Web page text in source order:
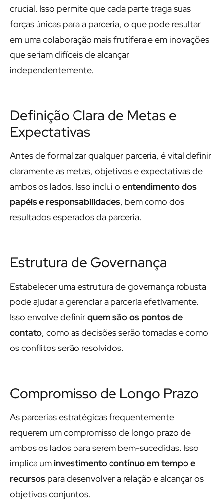
crucial. Isso permite que cada parte traga suas
forças únicas para a parceria, o que pode resultar
em uma colaboração mais frutífera e em inovações
que seriam difíceis de alcançar
independentemente.
Definição Clara de Metas e
Expectativas
Antes de formalizar qualquer parceria, é vital definir
claramente as metas, objetivos e expectativas de
ambos os lados. Isso inclui o entendimento dos
papéis e responsabilidades, bem como dos
resultados esperados da parceria.
Estrutura de Governança
Estabelecer uma estrutura de governança robusta
pode ajudar a gerenciar a parceria efetivamente.
Isso envolve definirquem são os pontos de
contato, como as decisões serão tomadas e como
os conflitos serão resolvidos.
Compromisso de Longo Prazo
As parcerias estratégicas frequentemente
requerem um compromisso de longo prazo de
ambos os lados para serem bem-sucedidas. Isso
implica um investimento contínuo em tempo e
recursos para desenvolver a relação e alcançar os
objetivos conjuntos.